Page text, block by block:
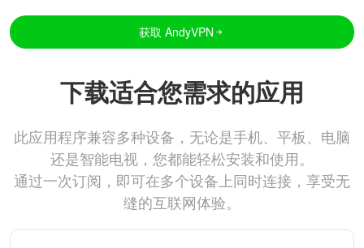
获取 AndyVPN
下载适合您需求的应用
此应用程序兼容多种设备，无论是手机、平板、电脑
还是智能电视，您都能轻松安装和使用。
通过一次订阅，即可在多个设备上同时连接，享受无
缝的互联网体验。